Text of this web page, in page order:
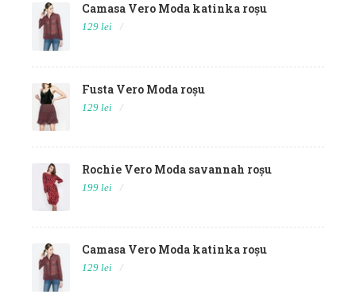
Camasa Vero Moda katinka roșu
129 lei
Fusta Vero Moda roșu
129 lei
Rochie Vero Moda savannah roșu
199 lei
Camasa Vero Moda katinka roșu
129 lei